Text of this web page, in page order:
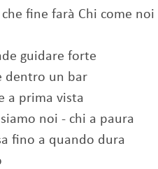
che fine farà Chi come
guidare forte
dentro un bar
a prima vista
noi - chi a paura
fino a quando dura